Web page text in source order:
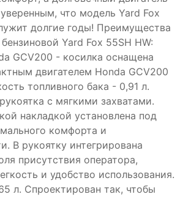
что модель Yard Fox
долгие годы! Преимущества
Yard Fox 55SH HW:
GCV200 - косилка оснащена
двигателем Honda GCV200
топливного бака - 0,91 л.
с мягкими захватами.
накладкой установлена под
комфорта и
В рукоятку интегрирована
присутствия оператора,
и удобство использования.
л. Спроектирован так, чтобы